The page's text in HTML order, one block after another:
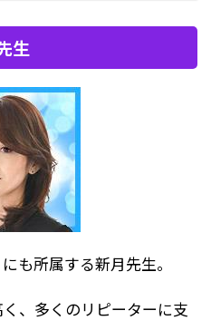
生
も所属する新月先生。
、多くのリピーターに支